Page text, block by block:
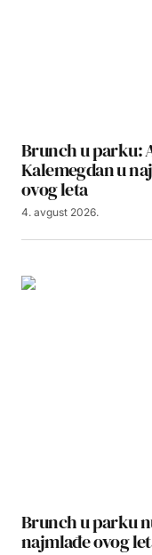
Brunch u parku:
Kalemegdan u
ovog leta
4. avgust 2026.
Brunch u parku
najmlađe ovog